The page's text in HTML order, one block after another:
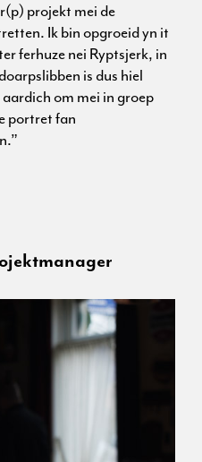
projekt mei de
Ik bin opgroeid yn it
ferhuze nei Ryptsjerk, in
is dus hiel
om mei in groep
portret fan